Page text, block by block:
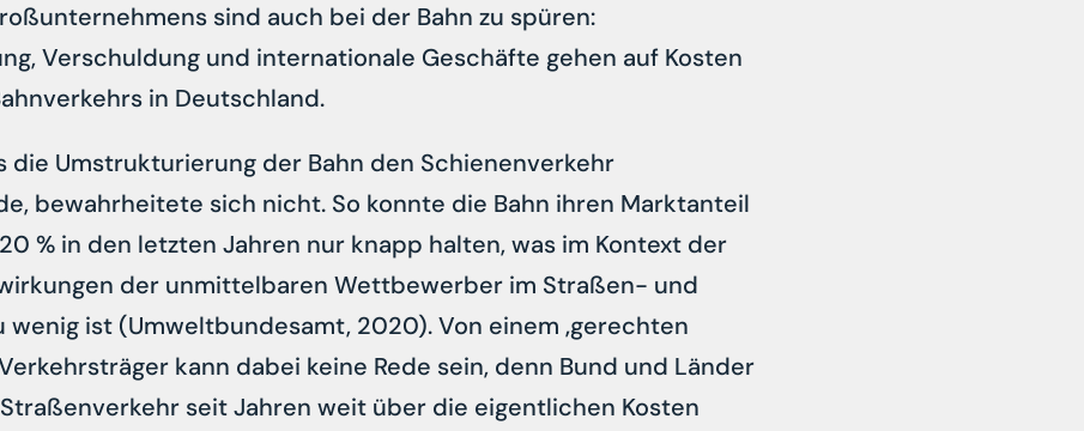
sind auch bei der Bahn zu spüren:
Verschuldung und internationale Geschäfte gehen auf Kosten
in Deutschland.
die Umstrukturierung der Bahn den Schienenverkehr
bewahrheitete sich nicht. So konnte die Bahn ihren Marktanteil
% in den letzten Jahren nur knapp halten, was im Kontext der
der unmittelbaren Wettbewerber im Straßen- und
wenig ist (Umweltbundesamt, 2020). Von einem ‚gerechten
kann dabei keine Rede sein, denn Bund und Länder
seit Jahren weit über die eigentlichen Kosten